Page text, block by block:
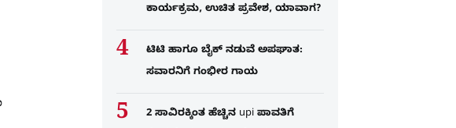
ಕಾರ್ಯಕ್ರಮ, ಉಚಿತ ಪ್ರವೇಶ, ಯಾವಾಗ?
ಟಿಟಿ ಹಾಗೂ ಬೈಕ್ ನಡುವೆ ಅಪಘಾತ:
ಸವಾರನಿಗೆ ಗಂಭೀರ ಗಾಯ
2 ಸಾವಿರಕ್ಕಿಂತ ಹೆಚ್ಚಿನ upi ಪಾವತಿಗೆ